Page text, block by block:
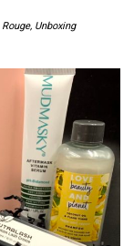
Rouge, Unboxing